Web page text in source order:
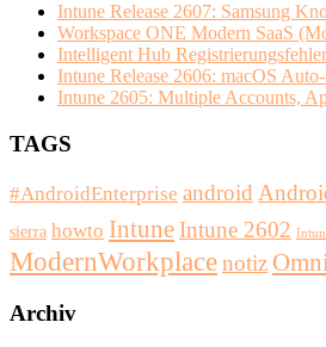
Intune Release 2607: Samsung
Workspace ONE Modern SaaS
Intelligent Hub
Intune Release 2606: macOS
Intune 2605: Multiple Accounts,
TAGS
#AndroidEnterprise android
sierra howto IntuneIntune 2602
ModernWorkplacenotiz
Archiv